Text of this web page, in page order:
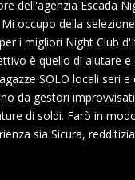
dell'agenzia Escada
occupo della
i migliori Night Club
è quello di aiutare e
SOLO locali seri e
da gestori
di soldi. Farò in
sia Sicura,